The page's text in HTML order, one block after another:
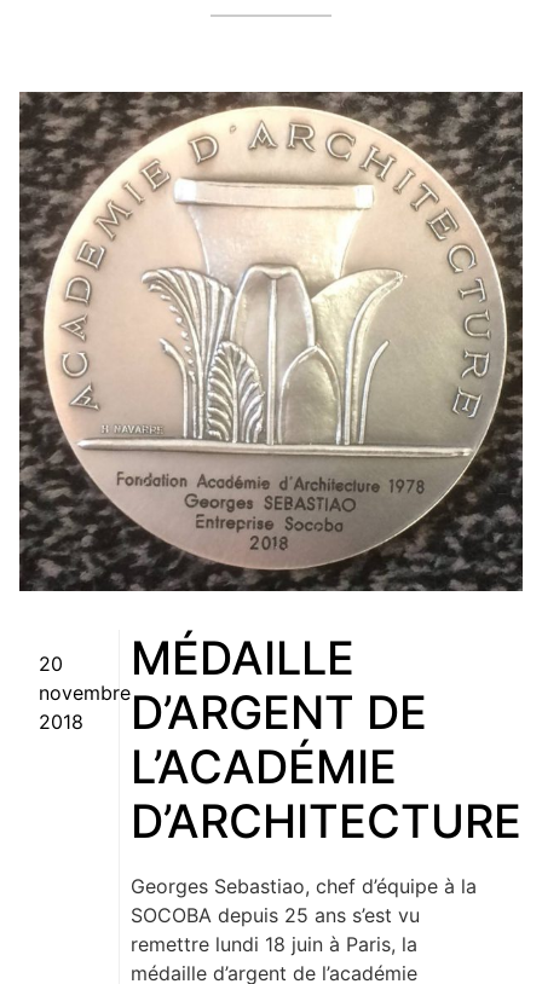
Posted on
20
novembre
2018
MÉDAILLE
D’ARGENT DE
L’ACADÉMIE
D’ARCHITECTURE
Georges Sebastiao, chef d’équipe à la
SOCOBA depuis 25 ans s’est vu
remettre lundi 18 juin à Paris, la
médaille d’argent de l’académie